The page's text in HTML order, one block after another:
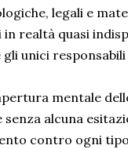
legali e
in realtà quasi
unici
mentale
alcuna
contro ogni